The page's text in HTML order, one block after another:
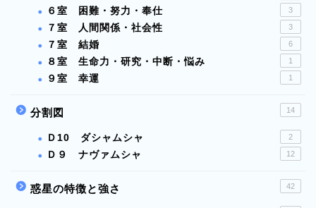
６室 困難・努力・奉仕 3
７室 人間関係・社会性 3
７室 結婚 6
８室 生命力・研究・中断・悩み 1
９室 幸運 1
分割図 14
Ｄ10 ダシャムシャ 2
Ｄ９ ナヴァムシャ 12
惑星の特徴と強さ 42